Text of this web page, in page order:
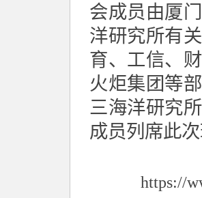
会成员由厦
洋研究所有
育、工信、
火炬集团等
三海洋研究
成员列席此
https://